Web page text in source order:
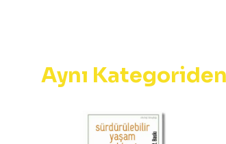
Aynı Kategoriden